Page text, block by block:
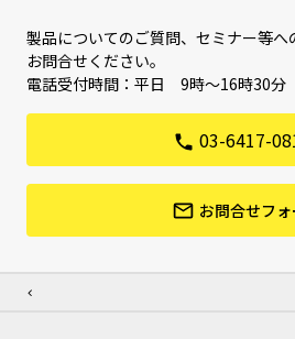
製品についてのご質問、セミナー等へ
お問合せください。
電話受付時間：平日 9時〜16時30分
03-6417-
お問合せフ